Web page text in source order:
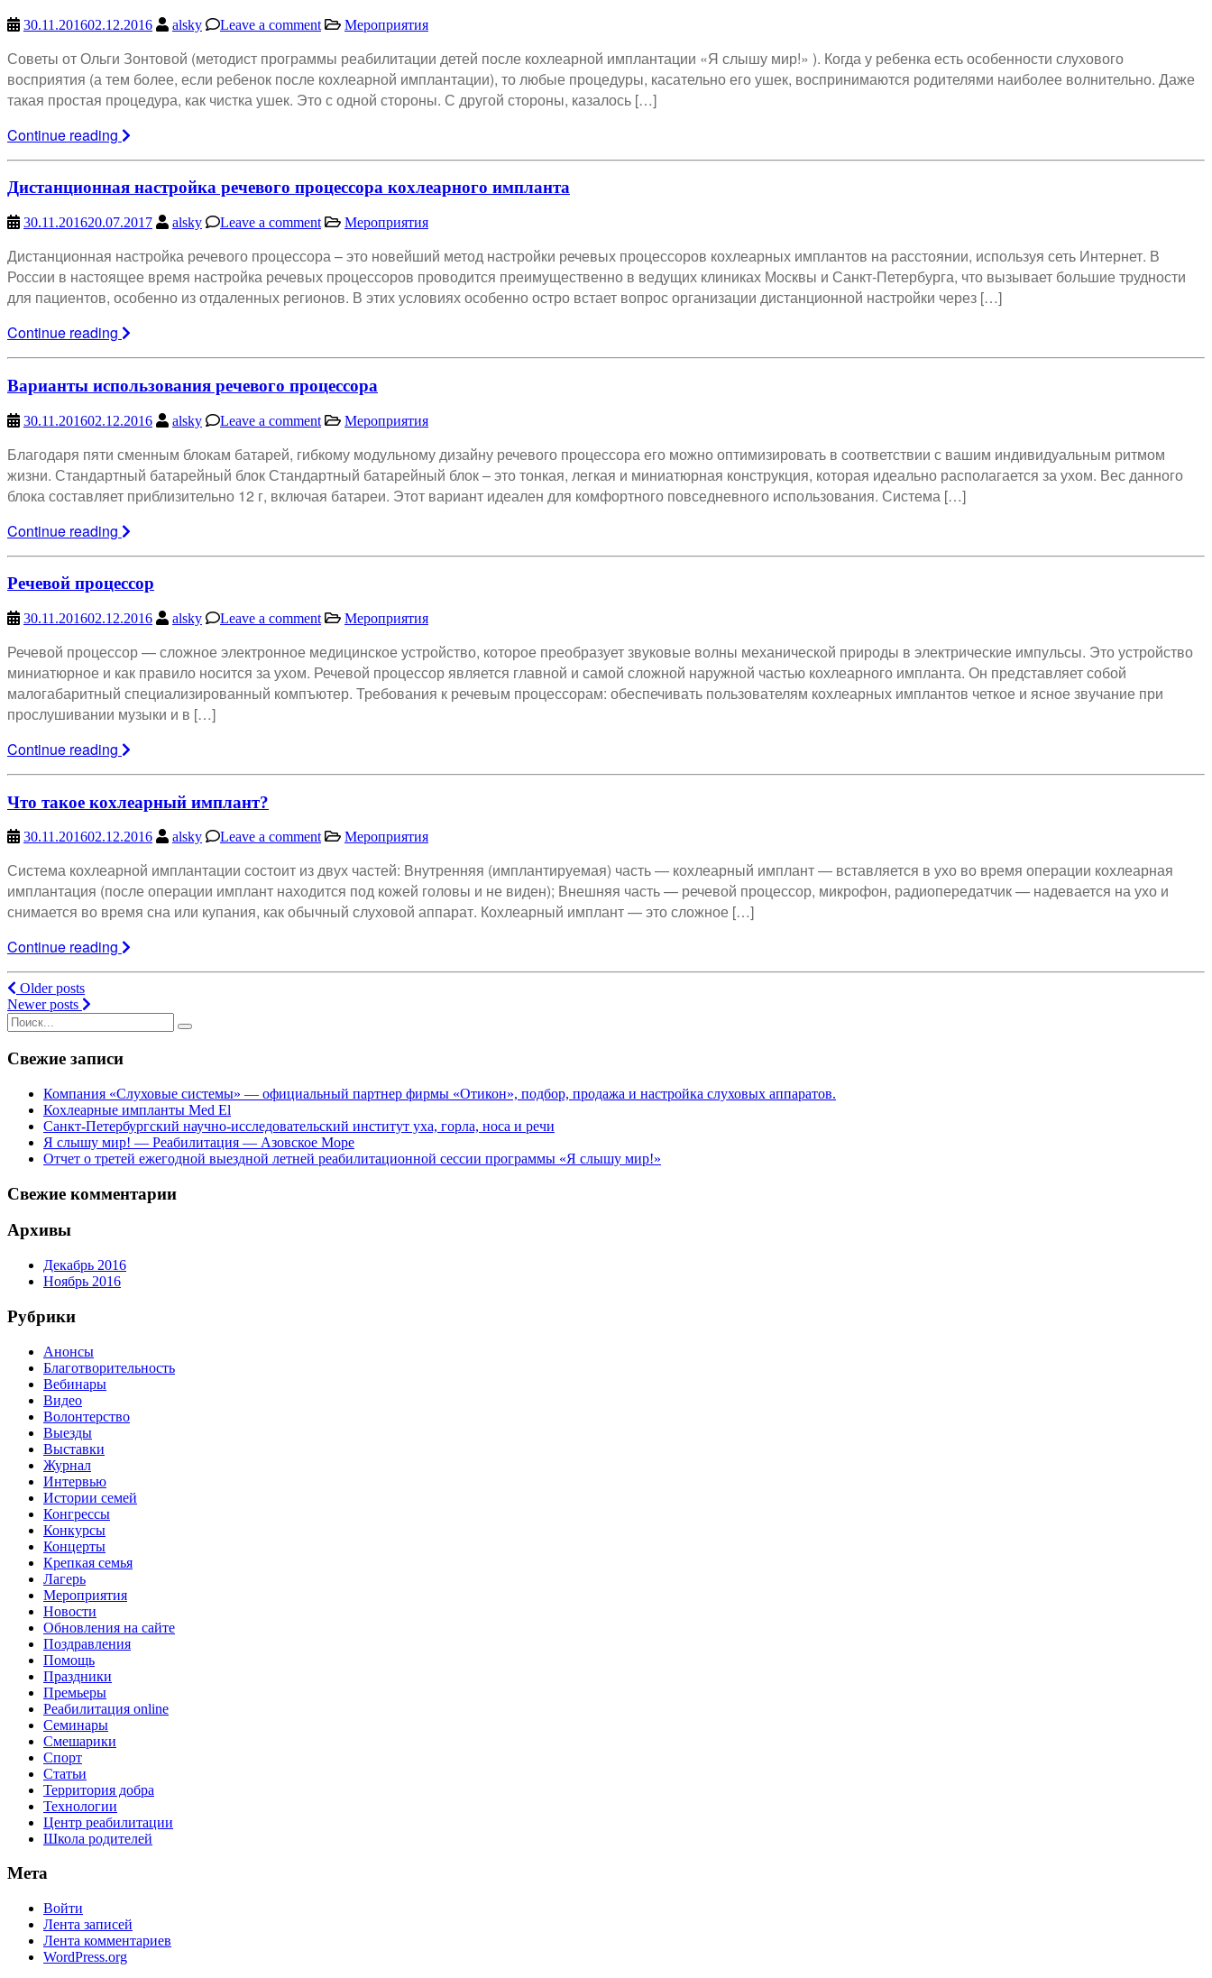
30.11.201602.12.2016 alsky Leave a comment Мероприятия
Советы от Ольги Зонтовой (методист программы реабилитации детей после кохлеарной имплантации «Я слышу мир!» ). Когда у ребенка есть особенности слухового
восприятия (а тем более, если ребенок после кохлеарной имплантации), то любые процедуры, касательно его ушек, воспринимаются родителями наиболее волнительно. Даже
такая простая процедура, как чистка ушек. Это с одной стороны. С другой стороны, казалось […]
Continue reading
Дистанционная настройка речевого процессора кохлеарного импланта
30.11.201620.07.2017 alsky Leave a comment Мероприятия
Дистанционная настройка речевого процессора – это новейший метод настройки речевых процессоров кохлеарных имплантов на расстоянии, используя сеть Интернет. В
России в настоящее время настройка речевых процессоров проводится преимущественно в ведущих клиниках Москвы и Санкт-Петербурга, что вызывает большие трудности
для пациентов, особенно из отдаленных регионов. В этих условиях особенно остро встает вопрос организации дистанционной настройки через […]
Continue reading
Варианты использования речевого процессора
30.11.201602.12.2016 alsky Leave a comment Мероприятия
Благодаря пяти сменным блокам батарей, гибкому модульному дизайну речевого процессора его можно оптимизировать в соответствии с вашим индивидуальным ритмом
жизни. Стандартный батарейный блок Стандартный батарейный блок – это тонкая, легкая и миниатюрная конструкция, которая идеально располагается за ухом. Вес данного
блока составляет приблизительно 12 г, включая батареи. Этот вариант идеален для комфортного повседневного использования. Система […]
Continue reading
Речевой процессор
30.11.201602.12.2016 alsky Leave a comment Мероприятия
Речевой процессор — сложное электронное медицинское устройство, которое преобразует звуковые волны механической природы в электрические импульсы. Это устройство
миниатюрное и как правило носится за ухом. Речевой процессор является главной и самой сложной наружной частью кохлеарного импланта. Он представляет собой
малогабаритный специализированный компъютер. Требования к речевым процессорам: обеспечивать пользователям кохлеарных имплантов четкое и ясное звучание при
прослушивании музыки и в […]
Continue reading
Что такое кохлеарный имплант?
30.11.201602.12.2016 alsky Leave a comment Мероприятия
Система кохлеарной имплантации состоит из двух частей: Внутренняя (имплантируемая) часть — кохлеарный имплант — вставляется в ухо во время операции кохлеарная
имплантация (после операции имплант находится под кожей головы и не виден); Внешняя часть — речевой процессор, микрофон, радиопередатчик — надевается на ухо и
снимается во время сна или купания, как обычный слуховой аппарат. Кохлеарный имплант — это сложное […]
Continue reading
Posts
navigation
Older posts
Newer posts
Search
for:
Свежие записи
Компания «Слуховые системы» — официальный партнер фирмы «Отикон», подбор, продажа и настройка слуховых аппаратов.
Кохлеарные импланты Med El
Санкт-Петербургский научно-исследовательский институт уха, горла, носа и речи
Я слышу мир! — Реабилитация — Азовское Море
Отчет о третей ежегодной выездной летней реабилитационной сессии программы «Я слышу мир!»
Свежие комментарии
Архивы
Декабрь 2016
Ноябрь 2016
Рубрики
Анонсы
Благотворительность
Вебинары
Видео
Волонтерство
Выезды
Выставки
Журнал
Интервью
Истории семей
Конгрессы
Конкурсы
Концерты
Крепкая семья
Лагерь
Мероприятия
Новости
Обновления на сайте
Поздравления
Помощь
Праздники
Премьеры
Реабилитация online
Семинары
Смешарики
Спорт
Статьи
Территория добра
Технологии
Центр реабилитации
Школа родителей
Мета
Войти
Лента записей
Лента комментариев
WordPress.org